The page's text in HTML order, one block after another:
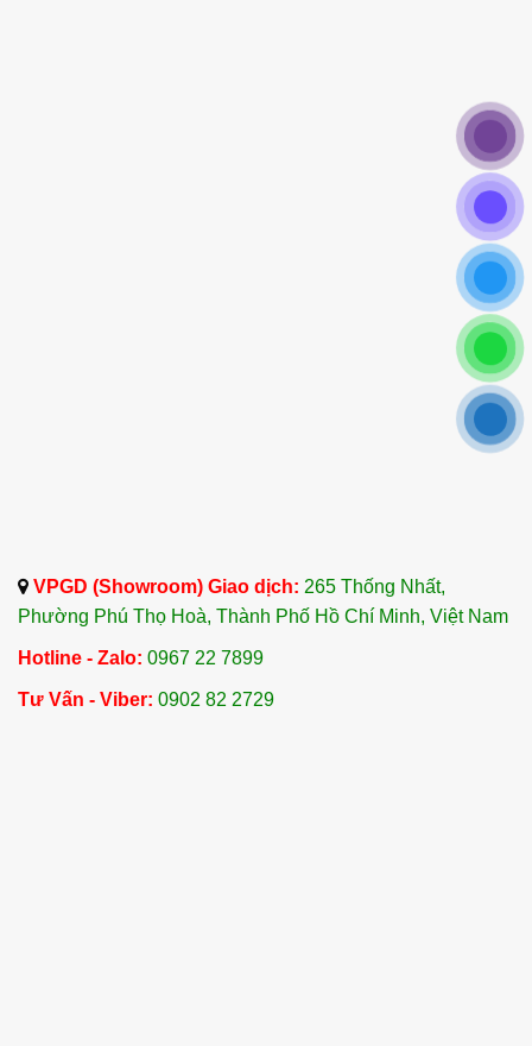
VPGD (Showroom) Giao dịch: 265 Thống Nhất,
Phường Phú Thọ Hoà, Thành Phố Hồ Chí Minh, Việt Nam
Hotline - Zalo: 0967 22 7899
Tư Vấn - Viber: 0902 82 2729